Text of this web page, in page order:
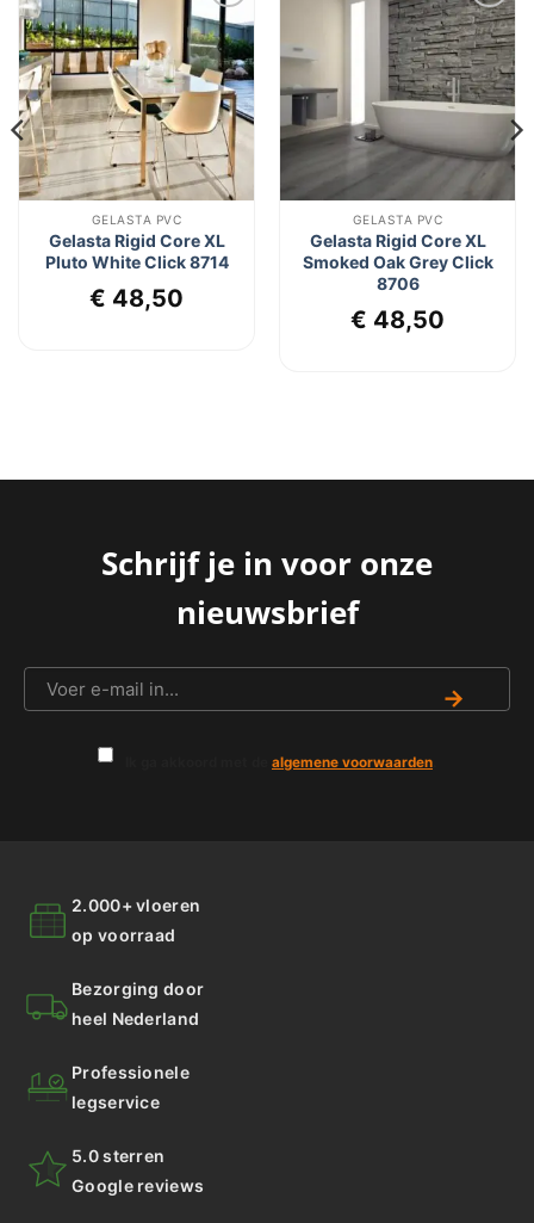
Toevoegen
aan
verlanglijst
GELASTA PVC
Gelasta Rigid Core XL
Pluto White Click 8714
€ 48,50
Toevoegen
aan
verlanglijst
GELASTA PVC
Gelasta Rigid Core XL
Smoked Oak Grey Click
8706
€ 48,50
Schrijf je in voor onze
nieuwsbrief
→
algemene voorwaarden
2.000+ vloeren
op voorraad
Bezorging door
heel Nederland
Professionele
legservice
5.0 sterren
Google reviews